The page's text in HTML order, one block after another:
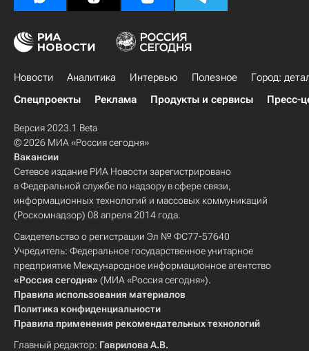
Новости Аналитика Интервью Полезное
Город:
Спецпроекты
Реклама Продукты и сервисы Пресс-
Версия 2023.1 Beta
© 2026 МИА «Россия сегодня»
Вакансии
Сетевое издание РИА Новости зарегистрировано
в Федеральной службе по надзору в сфере связи,
информационных технологий и массовых коммуникаций
(Роскомнадзор) 08 апреля 2014 года.
Свидетельство о регистрации Эл № ФС77-57640
Учредитель: Федеральное государственное унитарное
предприятие Международное информационное агентство
«Россия сегодня» (МИА «Россия сегодня»).
Правила использования материалов
Политика конфиденциальности
Правила применения рекомендательных технологий
Главный редактор: Гаврилова А.В.